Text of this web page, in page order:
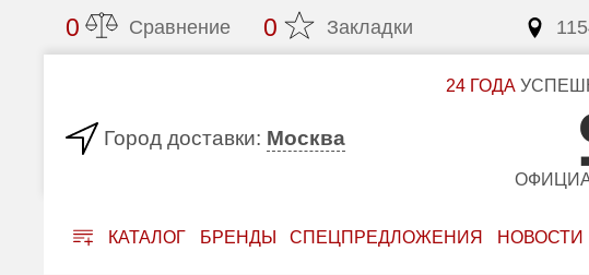
0 Сравнение 0 Закладки
Город доставки: Москва
24 ГОДА
КАТАЛОГ БРЕНДЫ СПЕЦПРЕДЛОЖЕНИЯ НОВОСТИ